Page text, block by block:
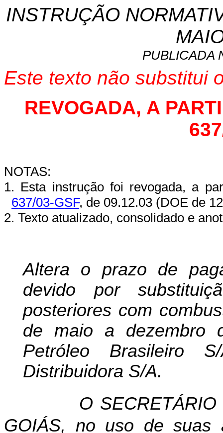
INSTRUÇÃO
PUBLICADA
Este texto não substitui
REVOGADA, A
NOTAS:
1. Esta instrução foi revogada, a
637/03-GSF, de 09.12.03 (DOE de
2. Texto atualizado, consolidado e
Altera o prazo de
devido por
posteriores com
de maio a dezembro
Petróleo Brasileiro
Distribuidora S/A.
O
GOIÁS, no uso de suas